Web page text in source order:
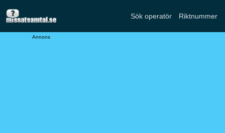
Sök operatör Riktnummer
Annons